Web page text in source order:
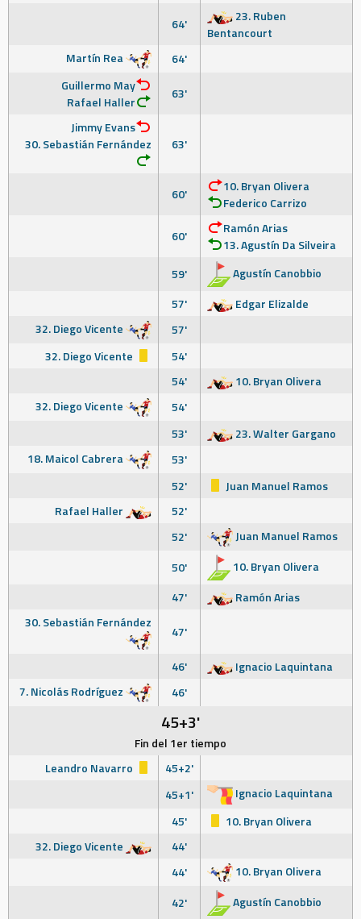
64'
23. Ruben
Bentancourt
Martín Rea
64'
Guillermo May
Rafael Haller
63'
Jimmy Evans
30. Sebastián Fernández
63'
60'
10. Bryan Olivera
Federico Carrizo
60'
Ramón Arias
13. Agustín Da Silveira
59'
Agustín Canobbio
57'
Edgar Elizalde
32. Diego Vicente
57'
32. Diego Vicente
54'
54'
10. Bryan Olivera
32. Diego Vicente
54'
53'
23. Walter Gargano
18. Maicol Cabrera
53'
52'
Juan Manuel Ramos
Rafael Haller
52'
52'
Juan Manuel Ramos
50'
10. Bryan Olivera
47'
Ramón Arias
30. Sebastián Fernández
47'
46'
Ignacio Laquintana
7. Nicolás Rodríguez
46'
45+3'
Fin del 1er tiempo
Leandro Navarro
45+2'
45+1'
Ignacio Laquintana
45'
10. Bryan Olivera
32. Diego Vicente
44'
44'
10. Bryan Olivera
42'
Agustín Canobbio